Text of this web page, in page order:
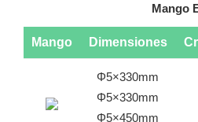
Mango
Mango Dimensiones
Φ5×330mm
Φ5×330mm
Φ5×450mm